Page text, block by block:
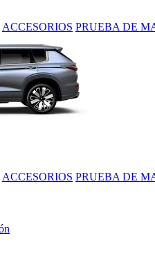
ACCESORIOS PRUEBA DE
ACCESORIOS PRUEBA DE